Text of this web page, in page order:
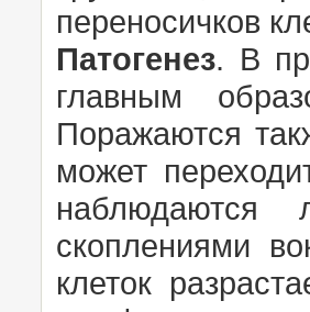
переносичков
Патогенез. В
главным
Поражаются
может
наблюдаются
скоплениями
клеток